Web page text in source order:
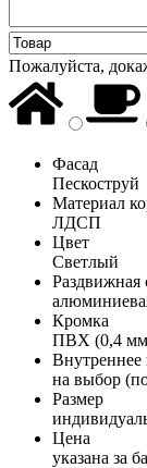
Пожалуйста,
Фасад
Пескоструй
Материал
ЛДСП
Цвет
Светлый
Раздвижная
Кромка
ПВХ (0,4
Внутреннее
на выбор
Размер
Цена
указана за